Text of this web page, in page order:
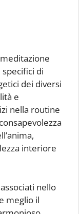
di
dei diversi
e
nella routine
interiore
nello
meglio il